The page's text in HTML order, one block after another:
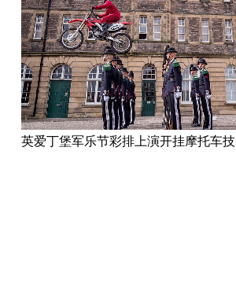
英爱丁堡军乐节彩排上演开挂摩托车技